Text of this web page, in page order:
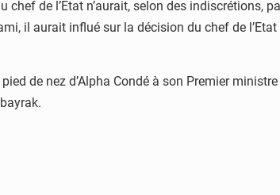
chef de l’Etat n’aurait, selon des indiscrétions,
ami, il aurait influé sur la décision du chef de
de nez d’Alpha Condé à son Premier